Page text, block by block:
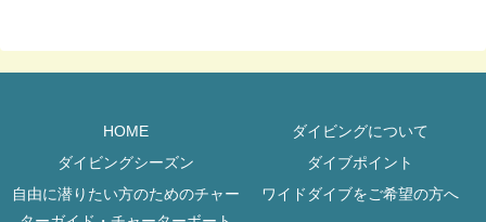
HOME
ダイビングについて
ダイビングシーズン
ダイブポイント
自由に潜りたい方のためのチャー
ワイドダイブをご希望の方へ